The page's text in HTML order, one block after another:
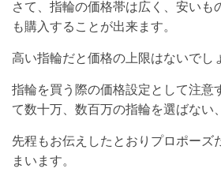
さて、指輪の価格帯は広く、安いも
も購入することが出来ます。
高い指輪だと価格の上限はないでし
指輪を買う際の価格設定として注意
て数十万、数百万の指輪を選ばない
先程もお伝えしたとおりプロポーズ
まいます。